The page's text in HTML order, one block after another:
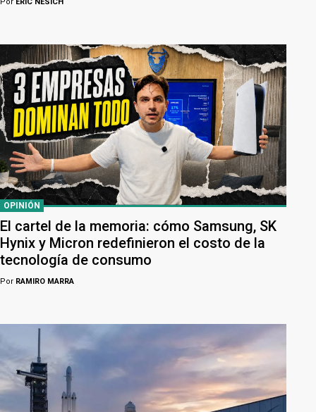
OPINIÓN
El cartel de la memoria: cómo Samsung, SK
Hynix y Micron redefinieron el costo de la
tecnología de consumo
Por RAMIRO MARRA